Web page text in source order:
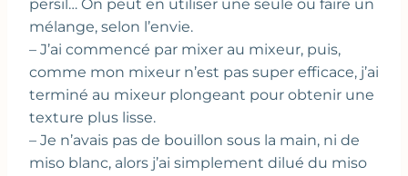
persil… On peut en utiliser une seule ou faire un
mélange, selon l’envie.
– J’ai commencé par mixer au mixeur, puis,
comme mon mixeur n’est pas super efficace, j’ai
terminé au mixeur plongeant pour obtenir une
texture plus lisse.
– Je n’avais pas de bouillon sous la main, ni de
miso blanc, alors j’ai simplement dilué du miso